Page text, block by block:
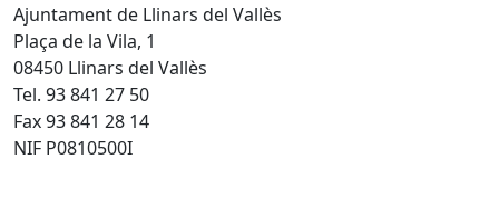
Ajuntament de Llinars del Vallès
Plaça de la Vila, 1
08450 Llinars del Vallès
Tel. 93 841 27 50
Fax 93 841 28 14
NIF P0810500I